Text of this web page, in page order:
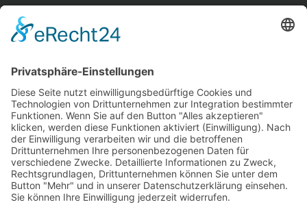
Benutzungsordnung
Download Getränke- und Speisekarte
ADRESSE
Lago Di Strabi
Am Straberger See 16
41542 Dormagen
Deutschland